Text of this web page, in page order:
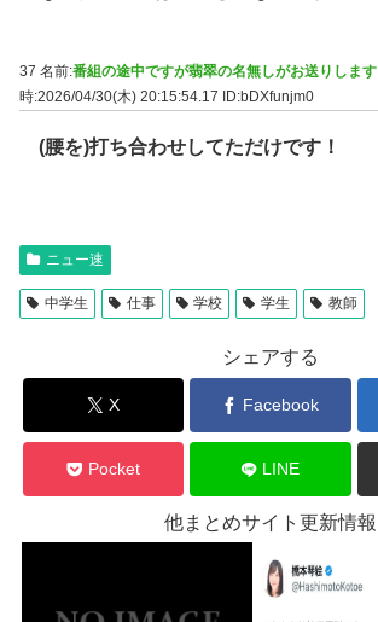
37 名前:番組の途中ですが翡翠の名無しがお送りします
時:2026/04/30(木) 20:15:54.17
ID:bDXfunjm0
(腰を)打ち合わせしてただけです！
ニュー速
中学生 仕事 学校 学生 教師
シェアする
X Facebook
Pocket LINE
他まとめサイト更新情報